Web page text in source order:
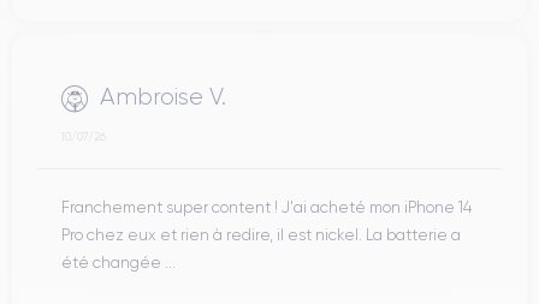
Ambroise V.
10/07/26
Franchement super content ! J'ai acheté mon iPhone 14
Pro chez eux et rien à redire, il est nickel. La batterie a
été changée ...